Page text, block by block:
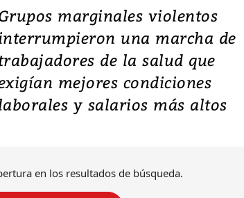
marginales violentos
una marcha de
de la salud que
mejores condiciones
y salarios más altos
en los resultados de búsqueda.
Video, Japón: Terremoto
deja heridos y graves
daños en Kumamoto